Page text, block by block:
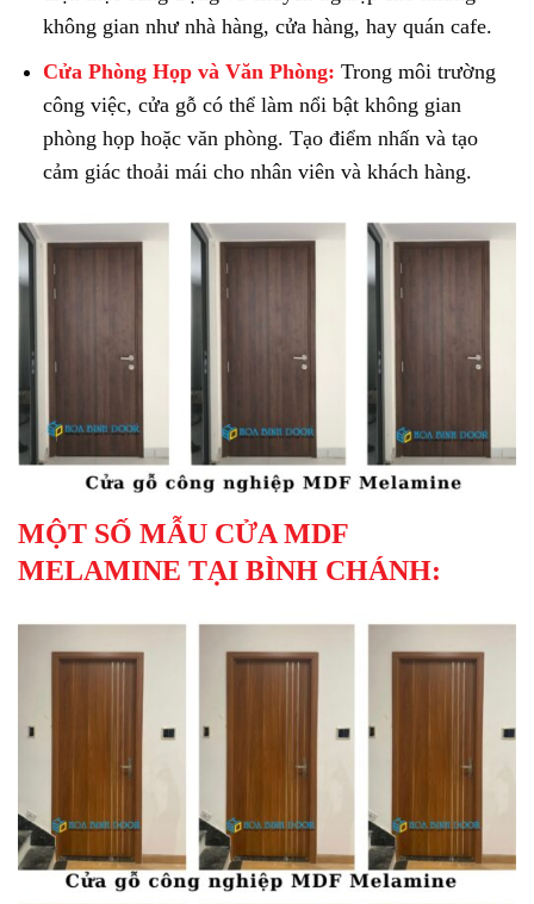
không gian như nhà hàng, cửa hàng, hay quán cafe.
Cửa Phòng Họp và Văn Phòng: Trong môi trường
công việc, cửa gỗ có thể làm nổi bật không gian
phòng họp hoặc văn phòng. Tạo điểm nhấn và tạo
cảm giác thoải mái cho nhân viên và khách hàng.
MỘT SỐ MẪU CỬA MDF
MELAMINE TẠI BÌNH CHÁNH: